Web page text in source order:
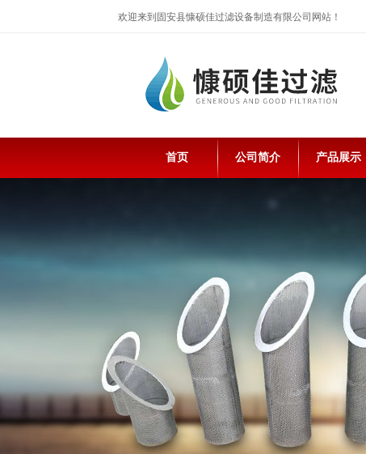
欢迎来到固安县慷硕佳过滤设备制造有限公司网站！
首页 公司简介 产品展示